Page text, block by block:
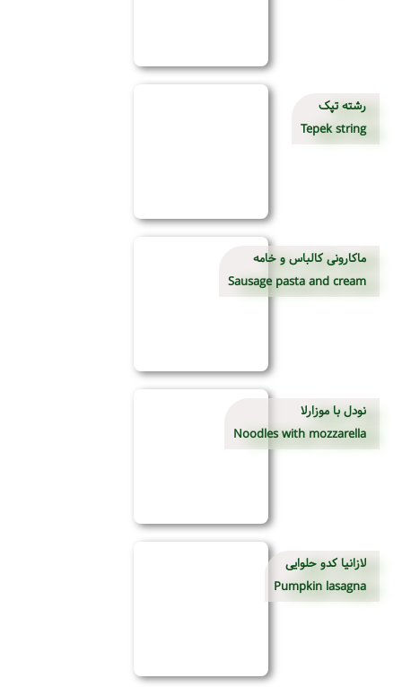
رشته تپک
Tepek string
ماکارونی کالباس و خامه
Sausage pasta and cream
نودل با موزارلا
Noodles with mozzarella
لازانیا کدو حلوایی
Pumpkin lasagna